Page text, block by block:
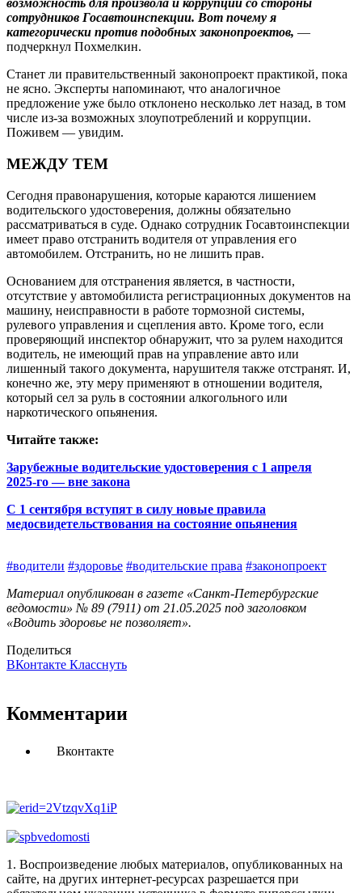
возможность для произвола и коррупции со стороны
сотрудников Госавтоинспекции. Вот почему я
категорически против подобных законопроектов, —
подчеркнул Похмелкин.
Станет ли правительственный законопроект практикой, пока
не ясно. Эксперты напоминают, что аналогичное
предложение уже было отклонено несколько лет назад, в том
числе из‑за возможных злоупотреб­лений и коррупции.
Поживем — увидим.
МЕЖДУ ТЕМ
Сегодня правонарушения, которые караются лишением
водительского удостоверения, должны обязательно
рассматриваться в суде. Однако сотрудник Госавтоинспекции
имеет право отстранить водителя от управления его
автомобилем. Отстранить, но не лишить прав.
Основанием для отстранения является, в частности,
отсутствие у автомобилиста регистрационных документов на
машину, неисправности в работе тормозной системы,
рулевого управления и сцепления авто. Кроме того, если
проверяющий инспектор обнаружит, что за рулем находится
водитель, не имеющий прав на управление авто или
лишенный такого документа, нарушителя также отстранят. И,
конечно же, эту меру применяют в отношении водителя,
который сел за руль в состоянии алкогольного или
наркотического опьянения.
Читайте также:
Зарубежные водительские удостоверения с 1 апреля
2025‑го — вне закона
С 1 сентября вступят в силу новые правила
медосвидетельствования на состояние опьянения
#водители #здоровье #водительские права #законопроект
Материал опубликован в газете «Санкт-Петербургские
ведомости» № 89 (7911) от 21.05.2025 под заголовком
«Водить здоровье не позволяет».
Поделиться
ВКонтакте Класснуть
Комментарии
Вконтакте
1. Воспроизведение любых материалов, опубликованных на
сайте, на других интернет-ресурсах разрешается при